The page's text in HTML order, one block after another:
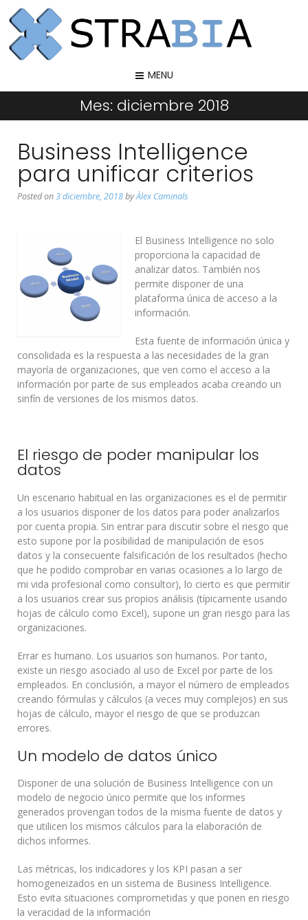
MENU
Mes: diciembre 2018
Business Intelligence
para unificar criterios
Posted on3 diciembre, 2018byÀlex Caminals
El Business Intelligence no solo
proporciona la capacidad de
analizar datos. También nos
permite disponer de una
plataforma única de acceso a la
información.
Esta fuente de información única y
consolidada es la respuesta a las necesidades de la gran
mayoría de organizaciones, que ven como el acceso a la
información por parte de sus empleados acaba creando un
sinfín de versiones de los mismos datos.
El riesgo de poder manipular los
datos
Un escenario habitual en las organizaciones es el de permitir
a los usuarios disponer de los datos para poder analizarlos
por cuenta propia. Sin entrar para discutir sobre el riesgo que
esto supone por la posibilidad de manipulación de esos
datos y la consecuente falsificación de los resultados (hecho
que he podido comprobar en varias ocasiones a lo largo de
mi vida profesional como consultor), lo cierto es que permitir
a los usuarios crear sus propios análisis (típicamente usando
hojas de cálculo como Excel), supone un gran riesgo para las
organizaciones.
Errar es humano. Los usuarios son humanos. Por tanto,
existe un riesgo asociado al uso de Excel por parte de los
empleados. En conclusión, a mayor el número de empleados
creando fórmulas y cálculos (a veces muy complejos) en sus
hojas de cálculo, mayor el riesgo de que se produzcan
errores.
Un modelo de datos único
Disponer de una solución de Business Intelligence con un
modelo de negocio único permite que los informes
generados provengan todos de la misma fuente de datos y
que utilicen los mismos cálculos para la elaboración de
dichos informes.
Las métricas, los indicadores y los KPI pasan a ser
homogeneizados en un sistema de Business Intelligence.
Esto evita situaciones comprometidas y que ponen en riesgo
la veracidad de la información